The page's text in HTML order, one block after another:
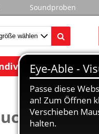
Soundproben
Modelle